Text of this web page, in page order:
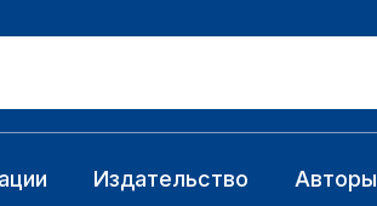
Издательство Авторы